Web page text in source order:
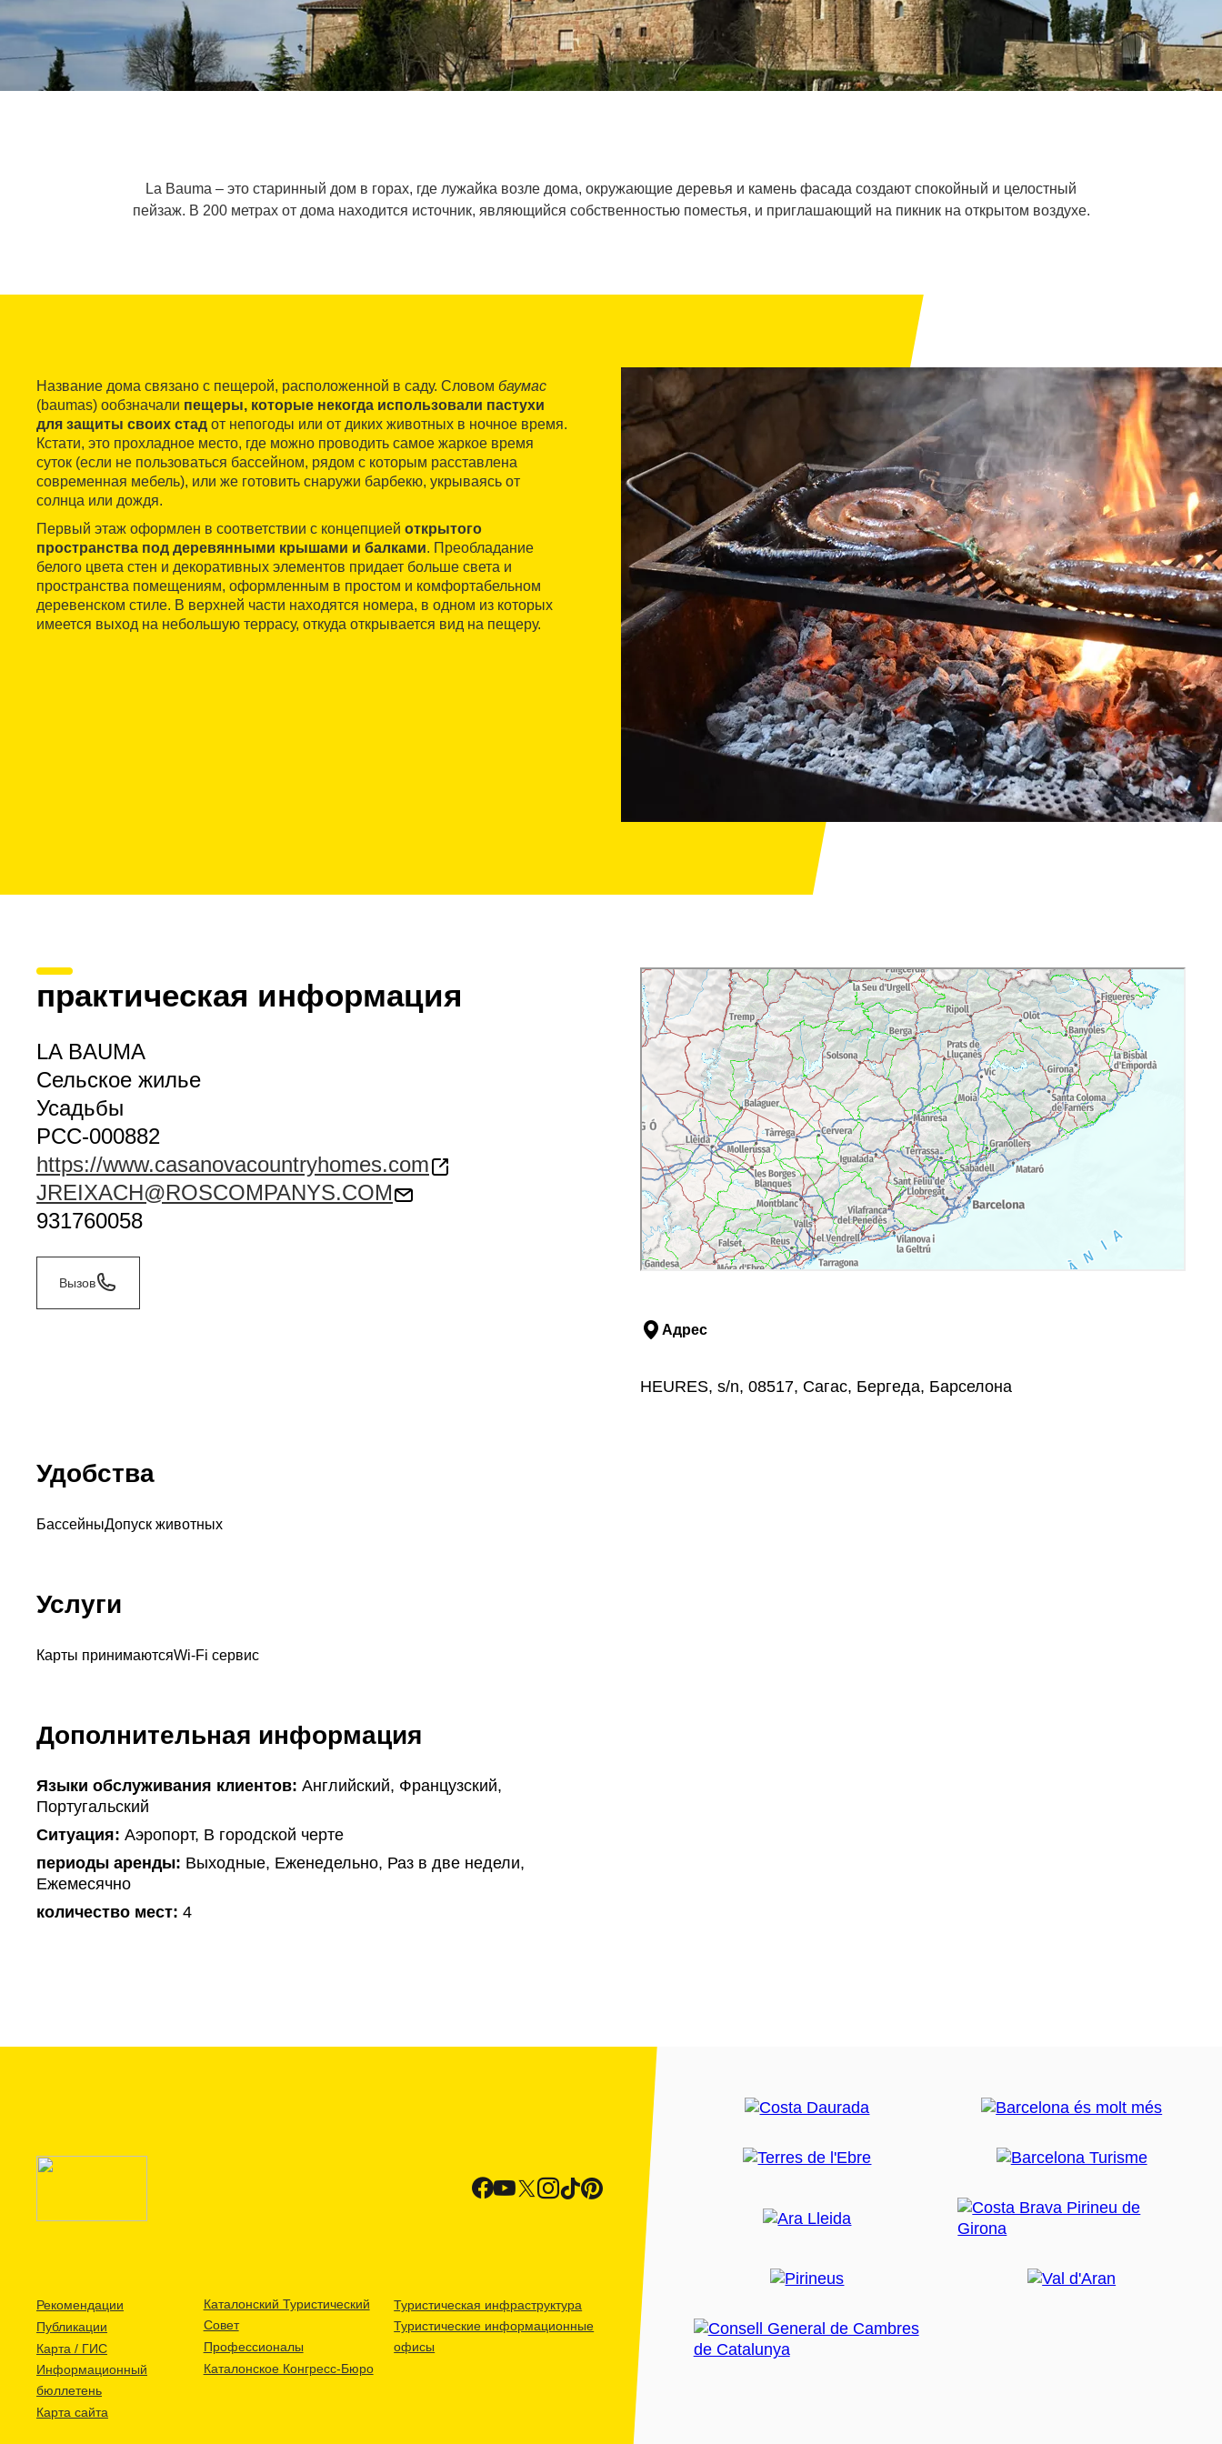
La Bauma ‒ это старинный дом в горах, где лужайка возле дома, окружающие деревья и камень фасада создают спокойный и целостный
пейзаж. В 200 метрах от дома находится источник, являющийся собственностью поместья, и приглашающий на пикник на открытом воздухе.
Название дома связано с пещерой, расположенной в саду. Словом баумас
(baumas) ообзначали пещеры, которые некогда использовали пастухи
для защиты своих стад от непогоды или от диких животных в ночное время.
Кстати, это прохладное место, где можно проводить самое жаркое время
суток (если не пользоваться бассейном, рядом с которым расставлена
современная мебель), или же готовить снаружи барбекю, укрываясь от
солнца или дождя.
Первый этаж оформлен в соответствии с концепцией открытого
пространства под деревянными крышами и балками. Преобладание
белого цвета стен и декоративных элементов придает больше света и
пространства помещениям, оформленным в простом и комфортабельном
деревенском стиле. В верхней части находятся номера, в одном из которых
имеется выход на небольшую террасу, откуда открывается вид на пещеру.
практическая информация
LA BAUMA
Сельское жилье
Усадьбы
PCC-000882
https://www.casanovacountryhomes.com
JREIXACH@ROSCOMPANYS.COM
931760058
Вызов
Адрес
HEURES, s/n, 08517, Сагас, Бергеда, Барселона
Удобства
БассейныДопуск животных
Услуги
Карты принимаютсяWi-Fi сервис
Дополнительная информация
Языки обслуживания клиентов: Английский, Французский,
Португальский
Ситуация: Аэропорт, В городской черте
периоды аренды: Выходные, Еженедельно, Раз в две недели,
Ежемесячно
количество мест: 4
Рекомендации
Публикации
Карта / ГИС
Информационный
бюллетень
Карта сайта
Каталонский Туристический
Совет
Профессионалы
Каталонское Конгресс-Бюро
Туристическая инфраструктура
Туристические информационные
офисы